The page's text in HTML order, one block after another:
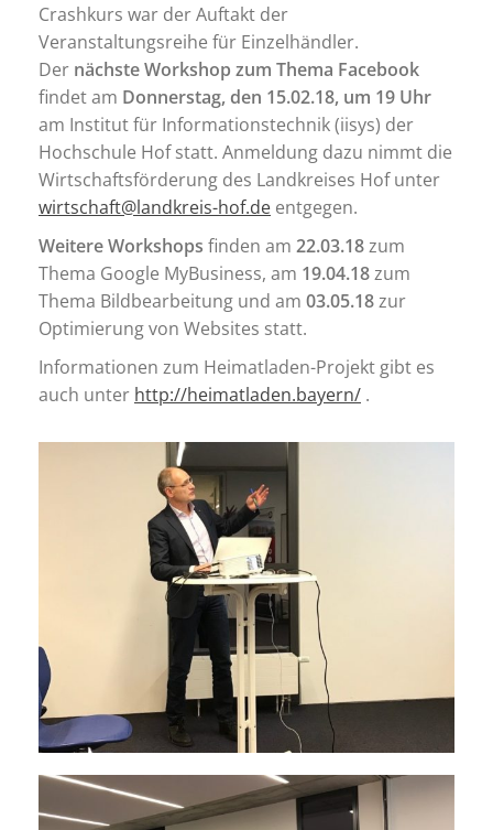
Crashkurs war der Auftakt der
Veranstaltungsreihe für Einzelhändler.
Der nächste Workshop zum Thema Facebook
findet am Donnerstag, den 15.02.18, um 19 Uhr
am Institut für Informationstechnik (iisys) der
Hochschule Hof statt. Anmeldung dazu nimmt die
Wirtschaftsförderung des Landkreises Hof unter
wirtschaft@landkreis-hof.de entgegen.
Weitere Workshops finden am 22.03.18zum
Thema Google MyBusiness, am 19.04.18zum
Thema Bildbearbeitung und am 03.05.18zur
Optimierung von Websites statt.
Informationen zum Heimatladen-Projekt gibt es
auch unter http://heimatladen.bayern/ .